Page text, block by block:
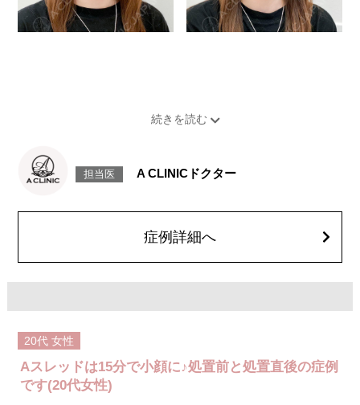
担当医 A CLINICドクター
症例詳細へ
20代 女性
Aスレッドは15分で小顔に♪処置前と処置直後の症例
です(20代女性)